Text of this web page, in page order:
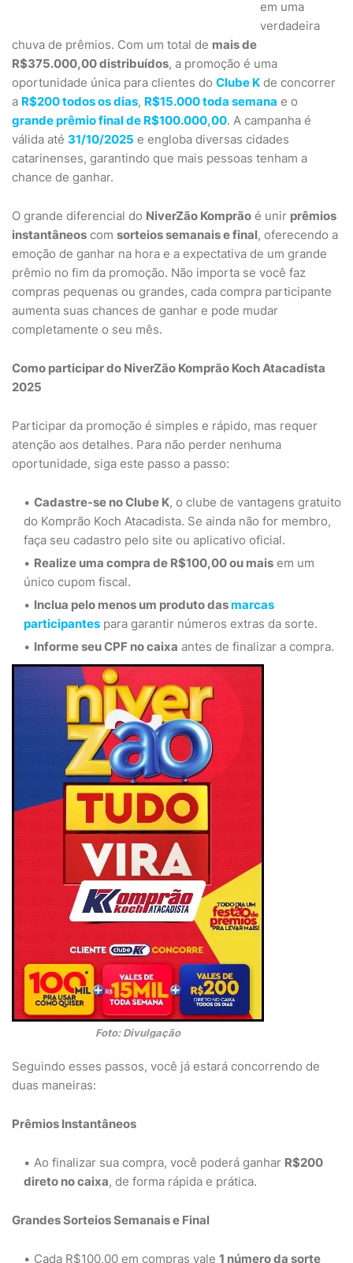
em uma
verdadeira
chuva de prêmios. Com um total de mais de
R$375.000,00 distribuídos, a promoção é uma
oportunidade única para clientes do Clube K de concorrer
a R$200 todos os dias, R$15.000 toda semana e o
grande prêmio final de R$100.000,00. A campanha é
válida até 31/10/2025 e engloba diversas cidades
catarinenses, garantindo que mais pessoas tenham a
chance de ganhar.
O grande diferencial do NiverZão Komprão é unir prêmios
instantâneos com sorteios semanais e final, oferecendo a
emoção de ganhar na hora e a expectativa de um grande
prêmio no fim da promoção. Não importa se você faz
compras pequenas ou grandes, cada compra participante
aumenta suas chances de ganhar e pode mudar
completamente o seu mês.
Como participar do NiverZão Komprão Koch Atacadista
2025
Participar da promoção é simples e rápido, mas requer
atenção aos detalhes. Para não perder nenhuma
oportunidade, siga este passo a passo:
Cadastre-se no Clube K, o clube de vantagens gratuito
do Komprão Koch Atacadista. Se ainda não for membro,
faça seu cadastro pelo site ou aplicativo oficial.
Realize uma compra de R$100,00 ou mais em um
único cupom fiscal.
Inclua pelo menos um produto dasmarcas
participantes para garantir números extras da sorte.
Informe seu CPF no caixa antes de finalizar a compra.
Foto: Divulgação
Seguindo esses passos, você já estará concorrendo de
duas maneiras:
Prêmios Instantâneos
Ao finalizar sua compra, você poderá ganhar R$200
direto no caixa, de forma rápida e prática.
Grandes Sorteios Semanais e Final
Cada R$100,00 em compras vale 1 número da sorte